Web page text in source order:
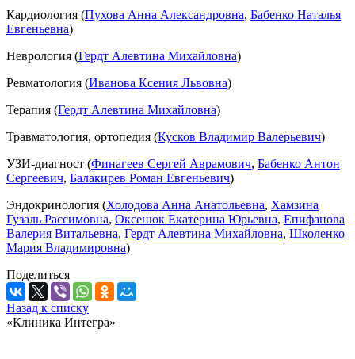
Кардиология (Пухова Анна Александровна, Бабенко Наталья
Евгеньевна)
Неврология (Гердт Алевтина Михайловна)
Ревматология (Иванова Ксения Львовна)
Терапия (Гердт Алевтина Михайловна)
Травматология, ортопедия (Кусков Владимир Валерьевич)
УЗИ-диагност (Финагеев Сергей Аврамович, Бабенко Антон
Сергеевич, Балакирев Роман Евгеньевич)
Эндокринология (Холодова Анна Анатольевна, Хамзина
Гузаль Рассимовна, Оксенюк Екатерина Юрьевна, Епифанова
Валерия Витальевна, Гердт Алевтина Михайловна, Школенко
Мария Владимировна)
Поделиться
Назад к списку
«Клиника Интегра»